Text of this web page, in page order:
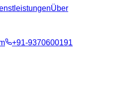
Über
+91-9370600191